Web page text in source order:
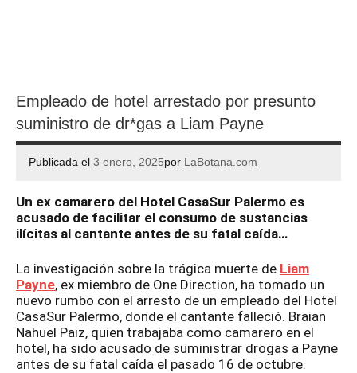
Empleado de hotel arrestado por presunto
suministro de dr*gas a Liam Payne
Publicada el 3 enero, 2025por LaBotana.com
Un ex camarero del Hotel CasaSur Palermo es
acusado de facilitar el consumo de sustancias
ilícitas al cantante antes de su fatal caída…
La investigación sobre la trágica muerte de Liam
Payne, ex miembro de One Direction, ha tomado un
nuevo rumbo con el arresto de un empleado del Hotel
CasaSur Palermo, donde el cantante falleció. Braian
Nahuel Paiz, quien trabajaba como camarero en el
hotel, ha sido acusado de suministrar drogas a Payne
antes de su fatal caída el pasado 16 de octubre.